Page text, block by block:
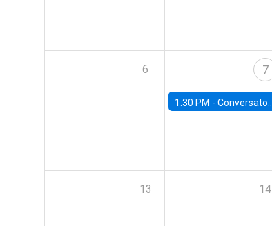
6 7
1:30 PM - Conversatorio | Pobreza: La mirada de León XIV
13 14